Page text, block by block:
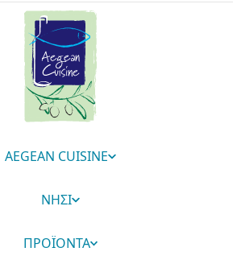
AEGEAN CUISINE
ΝΗΣΙ
ΠΡΟΪΟΝΤΑ